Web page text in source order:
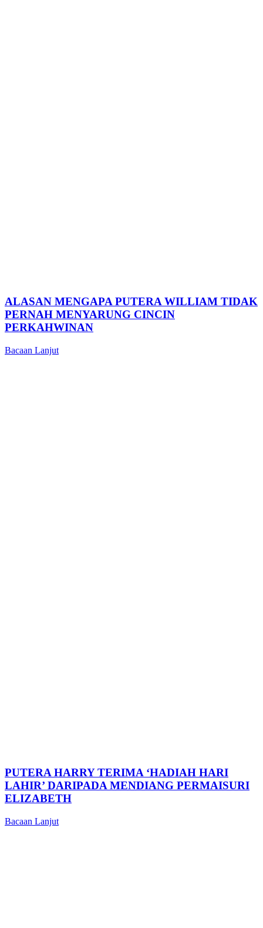
ALASAN MENGAPA PUTERA WILLIAM TIDAK
PERNAH MENYARUNG CINCIN
PERKAHWINAN
Bacaan Lanjut
PUTERA HARRY TERIMA ‘HADIAH HARI
LAHIR’ DARIPADA MENDIANG PERMAISURI
ELIZABETH
Bacaan Lanjut